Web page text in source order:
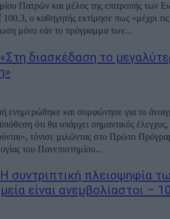
Πατρών και μέλος της επιτροπής των
ο καθηγητής εκτίμησε πως «μέχρι
μόνο εάν το πρόγραμμα των...
διασκέδαση το
ενημερώθηκε και συμφώνησε για το
ότι θα υπάρχει σημαντικός
τόνισε μιλώντας στο Πρώτο
του Πανεπιστημίου...
συντριπτική πλειοψηφία
είναι ανεμβολίαστοι –